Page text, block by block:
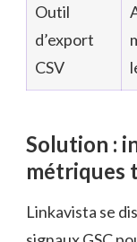
Outil
d’export
CSV
Solution :
métriques
Linkavista se